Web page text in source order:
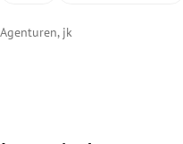
Agenturen, jk